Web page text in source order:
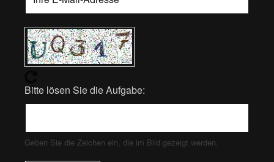
Bitte lösen Sie die Aufgabe:
Geben Sie die Zeichen ein, die im Bild gezeigt werden.